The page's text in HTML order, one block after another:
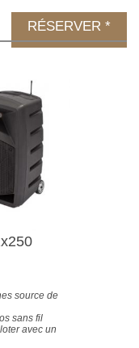
RÉSERVER *
source de
sans fil
avec un